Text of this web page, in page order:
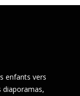
enfants vers
diaporamas,